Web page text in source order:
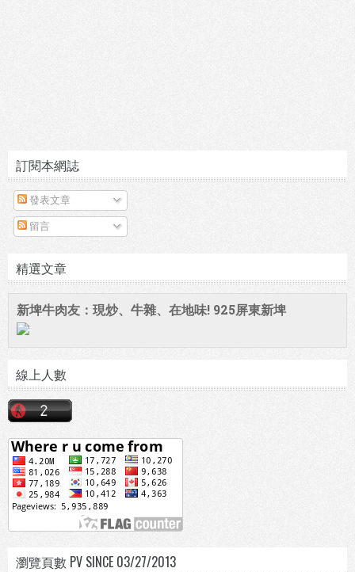
訂閱本網誌
發表文章
留言
精選文章
新埤牛肉友：現炒、牛雜、在地味! 925屏東新埤
線上人數
瀏覽頁數 PV SINCE 03/27/2013